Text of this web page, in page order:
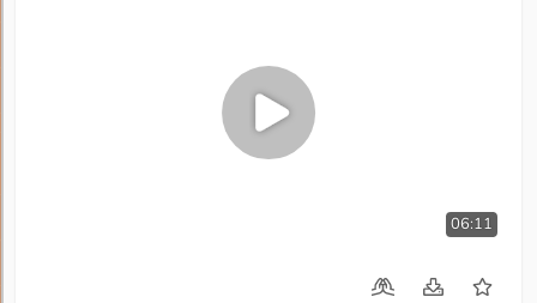
06:11